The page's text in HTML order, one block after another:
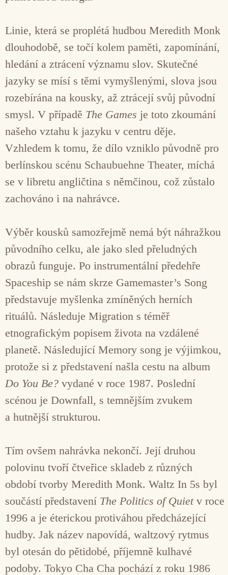
Linie, která se proplétá hudbou Meredith Monk
dlouhodobě, se točí kolem paměti, zapomínání,
hledání a ztrácení významu slov. Skutečné
jazyky se mísí s těmi vymyšlenými, slova jsou
rozebírána na kousky, až ztrácejí svůj původní
smysl. V případě The Games je toto zkoumání
našeho vztahu k jazyku v centru děje.
Vzhledem k tomu, že dílo vzniklo původně pro
berlínskou scénu Schaubuehne Theater, míchá
se v libretu angličtina s němčinou, což zůstalo
zachováno i na nahrávce.
Výběr kousků samozřejmě nemá být náhražkou
původního celku, ale jako sled přeludných
obrazů funguje. Po instrumentální předehře
Spaceship se nám skrze Gamemaster’s Song
představuje myšlenka zmíněných herních
rituálů. Následuje Migration s téměř
etnografickým popisem života na vzdálené
planetě. Následující Memory song je výjimkou,
protože si z představení našla cestu na album
Do You Be? vydané v roce 1987. Poslední
scénou je Downfall, s temnějším zvukem
a hutnější strukturou.
Tím ovšem nahrávka nekončí. Její druhou
polovinu tvoří čtveřice skladeb z různých
období tvorby Meredith Monk. Waltz In 5s byl
součástí představení The Politics of Quietv roce
1996 a je éterickou protiváhou předcházející
hudby. Jak název napovídá, waltzový rytmus
byl otesán do pětidobé, příjemně kulhavé
podoby. Tokyo Cha Cha pochází z roku 1986